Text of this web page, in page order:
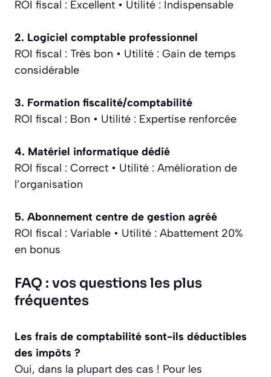
ROI fiscal : Excellent • Utilité : Indispensable
2. Logiciel comptable professionnel
ROI fiscal : Très bon • Utilité : Gain de temps
considérable
3. Formation fiscalité/comptabilité
ROI fiscal : Bon • Utilité : Expertise renforcée
4. Matériel informatique dédié
ROI fiscal : Correct • Utilité : Amélioration de
l’organisation
5. Abonnement centre de gestion agréé
ROI fiscal : Variable • Utilité : Abattement 20%
en bonus
FAQ : vos questions les plus
fréquentes
Les frais de comptabilité sont-ils déductibles
des impôts ?
Oui, dans la plupart des cas ! Pour les